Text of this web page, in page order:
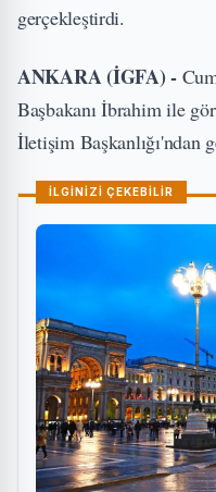
gerçekleştirdi.
ANKARA (İGFA) -
Başbakanı İbrahim ile
İletişim Başkanlığı'ndan
İLGİNİZİ ÇEKEBİLİR